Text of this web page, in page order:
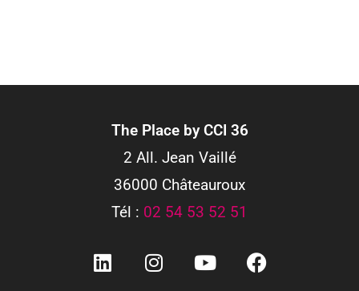
The Place by CCI 36
2 All. Jean Vaillé
36000 Châteauroux
Tél : 02 54 53 52 51